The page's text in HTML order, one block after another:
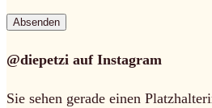
@diepetzi auf Instagram
Sie sehen gerade einen